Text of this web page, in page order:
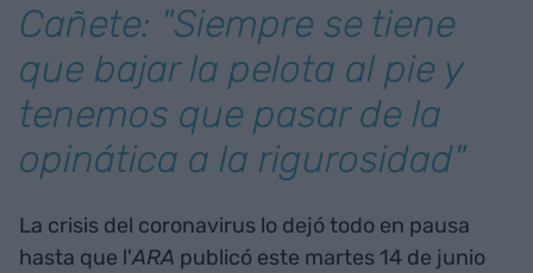
Cañete: "Siempre se tiene
que bajar la pelota al pie y
tenemos que pasar de la
opinática a la rigurosidad"
La crisis del coronavirus lo dejó todo en pausa
hasta que l'ARA publicó este martes 14 de junio